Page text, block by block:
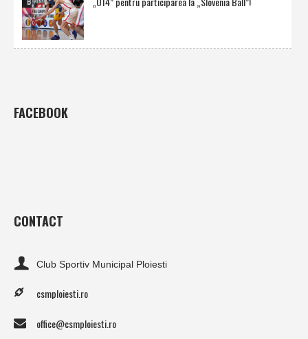
FACEBOOK
CONTACT
Club Sportiv Municipal Ploiesti
csmploiesti.ro
office@csmploiesti.ro